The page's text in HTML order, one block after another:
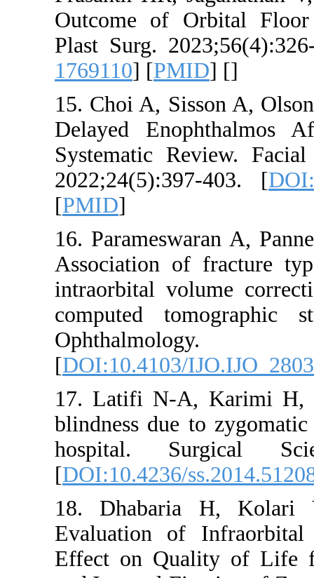
Outcome of
Plast Surg.
1769110
15. Choi A,
Delayed
Systematic
16.
Association
intraorbital
computed
[DOI:10.4103/
17. Latifi N-
blindness due
hospital.
[DOI:10.4236/
18.
Evaluation
Effect on